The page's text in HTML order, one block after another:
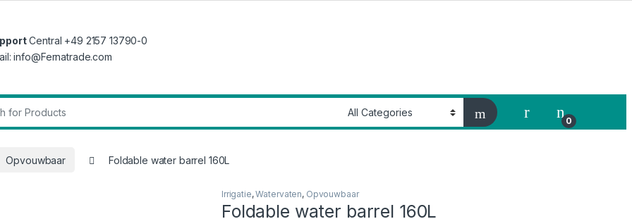
Central +49 2157 13790-0
info@Fernatrade.com
My Account
0
Opvouwbaar Foldable water barrel 160L
Irrigatie,Watervaten, Opvouwbaar
Foldable water barrel 160L